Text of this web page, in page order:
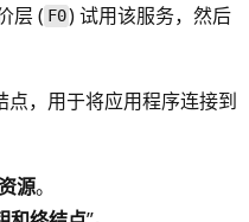
层 ( F0) 试用该服务，然后
，用于将应用程序连接到
源。